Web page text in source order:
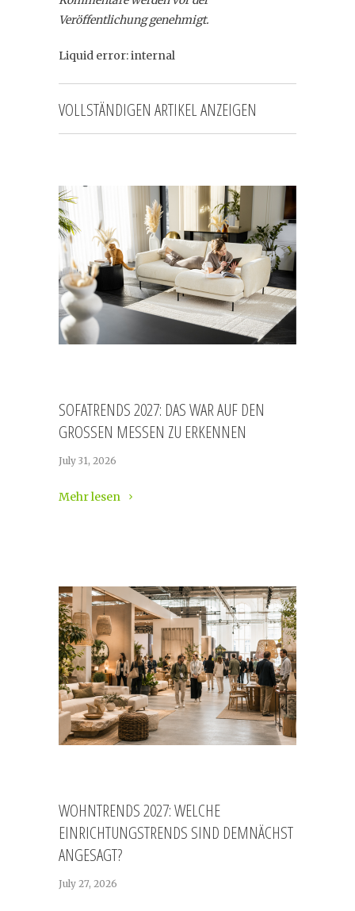
Veröffentlichung genehmigt.
Liquid error: internal
VOLLSTÄNDIGEN ARTIKEL ANZEIGEN
SOFATRENDS 2027: DAS WAR AUF DEN
GROSSEN MESSEN ZU ERKENNEN
July 31, 2026
Mehr lesen
WOHNTRENDS 2027: WELCHE
EINRICHTUNGSTRENDS SIND DEMNÄCHST
ANGESAGT?
July 27, 2026